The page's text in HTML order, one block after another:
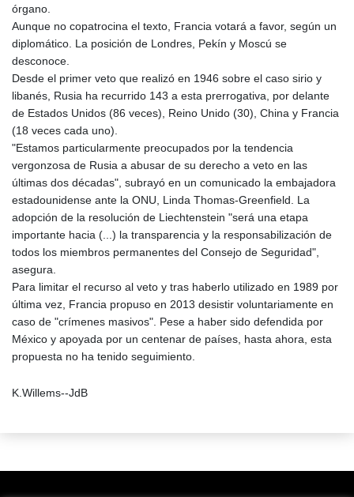
órgano.
Aunque no copatrocina el texto, Francia votará a favor, según un
diplomático. La posición de Londres, Pekín y Moscú se
desconoce.
Desde el primer veto que realizó en 1946 sobre el caso sirio y
libanés, Rusia ha recurrido 143 a esta prerrogativa, por delante
de Estados Unidos (86 veces), Reino Unido (30), China y Francia
(18 veces cada uno).
"Estamos particularmente preocupados por la tendencia
vergonzosa de Rusia a abusar de su derecho a veto en las
últimas dos décadas", subrayó en un comunicado la embajadora
estadounidense ante la ONU, Linda Thomas-Greenfield. La
adopción de la resolución de Liechtenstein "será una etapa
importante hacia (...) la transparencia y la responsabilización de
todos los miembros permanentes del Consejo de Seguridad",
asegura.
Para limitar el recurso al veto y tras haberlo utilizado en 1989 por
última vez, Francia propuso en 2013 desistir voluntariamente en
caso de "crímenes masivos". Pese a haber sido defendida por
México y apoyada por un centenar de países, hasta ahora, esta
propuesta no ha tenido seguimiento.
K.Willems--JdB